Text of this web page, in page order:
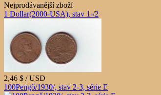
Nejprodávanější zboží
1 Dollar(2000-USA), stav 1-/2
2,46 $ / USD
100Pengő/1930/, stav 2-3, série E